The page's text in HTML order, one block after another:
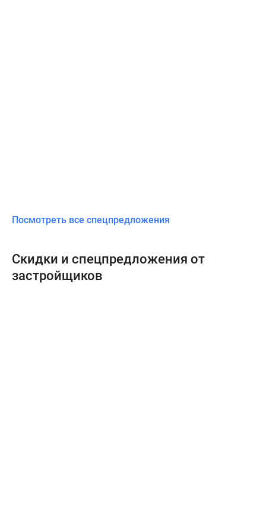
Посмотреть все спецпредложения
Скидки и спецпредложения от
застройщиков